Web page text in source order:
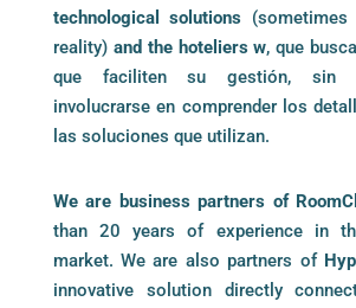
technological solutions
reality) and the hoteliers w, que
que faciliten su gestión, sin
involucrarse en comprender los
las soluciones que utilizan.
We are business partners of
than 20 years of experience in
market.We are also partners of
innovative solution directly